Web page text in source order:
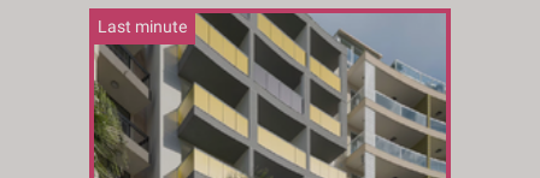
Last minute